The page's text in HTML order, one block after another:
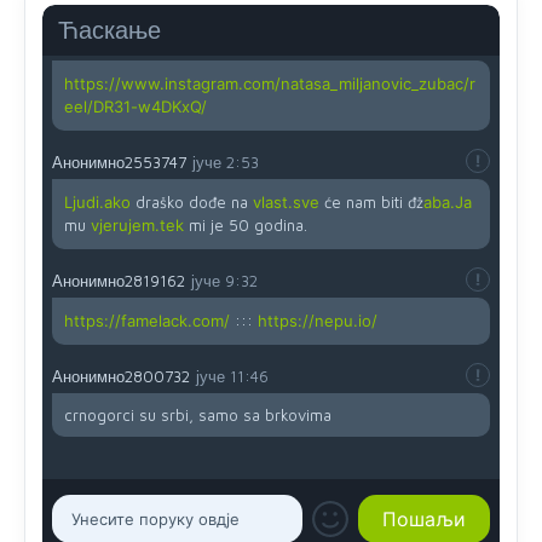
Ћаскање
Анонимно2819162
https://www.instagram.com/natasa_miljanovic_zubac/r
eel/DR31-w4DKxQ/
Анонимно2553747 јуче 2:53
Ljudi.ako draško dođe na vlast.sve će nam biti đžaba.Ja
mu vjerujem.tek mi je 50 godina.
Анонимно2819162 јуче 9:32
https://famelack.com/ ::: https://nepu.io/
Анонимно2800732 јуче 11:46
crnogorci su srbi, samo sa brkovima